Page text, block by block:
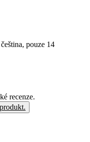
pouze 14
recenze.